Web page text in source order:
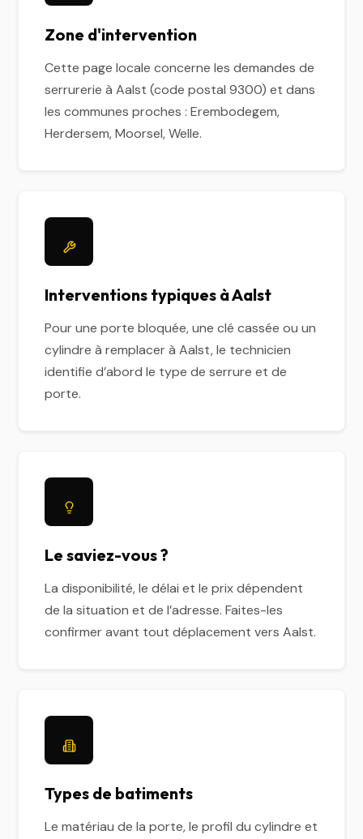
Zone d'intervention
Cette page locale concerne les demandes de
serrurerie à Aalst (code postal 9300) et dans
les communes proches : Erembodegem,
Herdersem, Moorsel, Welle.
Interventions typiques à Aalst
Pour une porte bloquée, une clé cassée ou un
cylindre à remplacer à Aalst, le technicien
identifie d’abord le type de serrure et de
porte.
Le saviez-vous ?
La disponibilité, le délai et le prix dépendent
de la situation et de l’adresse. Faites-les
confirmer avant tout déplacement vers Aalst.
Types de batiments
Le matériau de la porte, le profil du cylindre et